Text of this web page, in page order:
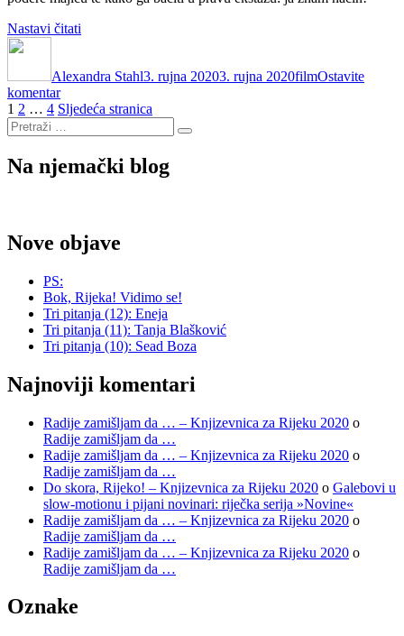
Nastavi čitati
Alexandra Stahl3. rujna 20203. rujna 2020filmOstavite
komentarna
Program!
Kompjutera!
Brojevi
stranica
objava
Stranica
1 Stranica
2 … Stranica
4 Sljedeća stranica
Pretraži:
Pretraži
Na njemački blog
Nove objave
PS:
Bok, Rijeka! Vidimo se!
Tri pitanja (12): Eneja
Tri pitanja (11): Tanja Blašković
Tri pitanja (10): Sead Boza
Najnoviji komentari
Radije zamišljam da … – Knjizevnica za Rijeku 2020 o
Radije zamišljam da …
Radije zamišljam da … – Knjizevnica za Rijeku 2020 o
Radije zamišljam da …
Do skora, Rijeko! – Knjizevnica za Rijeku 2020 o Galebovi u
slow-motionu i pijani novinari: riječka serija »Novine«
Radije zamišljam da … – Knjizevnica za Rijeku 2020 o
Radije zamišljam da …
Radije zamišljam da … – Knjizevnica za Rijeku 2020 o
Radije zamišljam da …
Oznake